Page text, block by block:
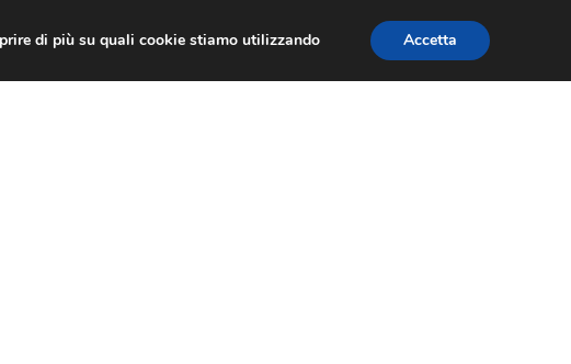
di più su quali cookie stiamo utilizzando
Accetta